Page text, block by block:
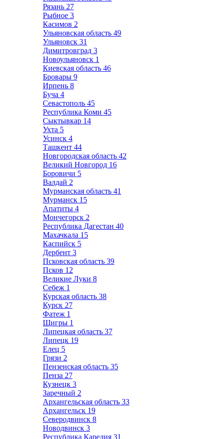
Рязань 27
Рыбное 3
Касимов 2
Ульяновская область 49
Ульяновск 31
Димитровград 3
Новоульяновск 1
Киевская область 46
Бровары 9
Ирпень 8
Буча 4
Севастополь 45
Республика Коми 45
Сыктывкар 14
Ухта 5
Усинск 4
Ташкент 44
Новгородская область 42
Великий Новгород 16
Боровичи 5
Валдай 2
Мурманская область 41
Мурманск 15
Апатиты 4
Мончегорск 2
Республика Дагестан 40
Махачкала 15
Каспийск 5
Дербент 3
Псковская область 39
Псков 12
Великие Луки 8
Себеж 1
Курская область 38
Курск 27
Фатеж 1
Щигры 1
Липецкая область 37
Липецк 19
Елец 5
Грязи 2
Пензенская область 35
Пенза 27
Кузнецк 3
Заречный 2
Архангельская область 33
Архангельск 19
Северодвинск 8
Новодвинск 3
Республика Карелия 31